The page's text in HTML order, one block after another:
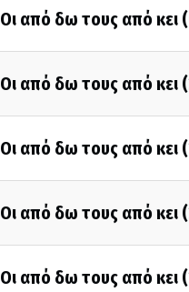
Οι από δω τους από κει
Οι από δω τους από
Οι από δω τους από
Οι από δω τους από κει
Οι από δω τους από